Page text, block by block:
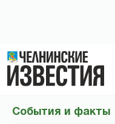
События и факты